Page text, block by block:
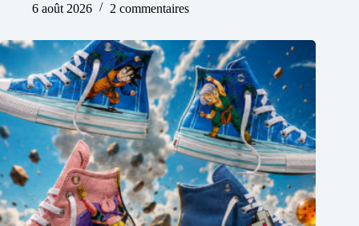
6 août 2026
2 commentaires